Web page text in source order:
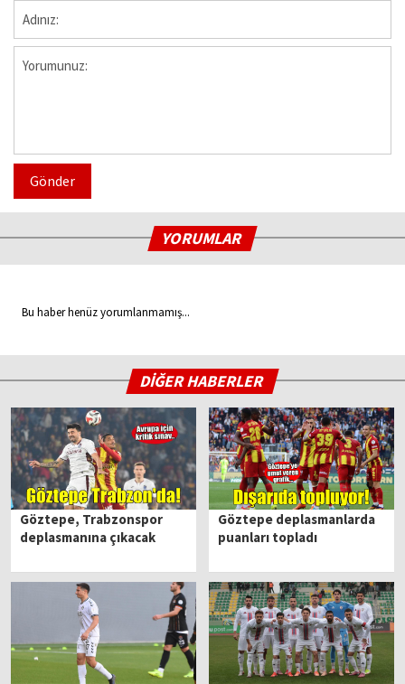
Gönder
YORUMLAR
Bu haber henüz yorumlanmamış...
DİĞER HABERLER
Göztepe, Trabzonspor
deplasmanına çıkacak
Göztepe deplasmanlarda
puanları topladı